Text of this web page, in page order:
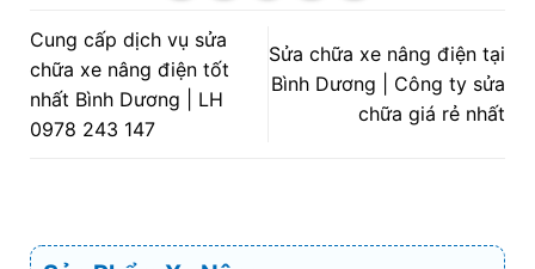
Cung cấp dịch vụ sửa
chữa xe nâng điện tốt
nhất Bình Dương | LH
0978 243 147
Sửa chữa xe nâng điện tại
Bình Dương | Công ty sửa
chữa giá rẻ nhất